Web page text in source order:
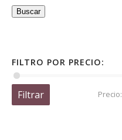
Buscar
FILTRO POR PRECIO:
Filtrar Precio: